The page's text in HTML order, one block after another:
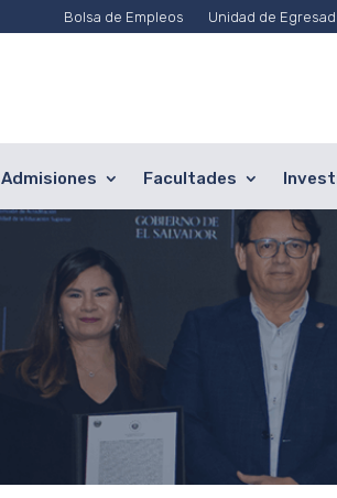
Bolsa de Empleos Unidad de
Admisiones Facultades